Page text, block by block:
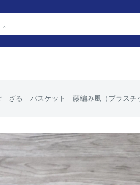
ざる バスケット 藤編み風（プラスチ